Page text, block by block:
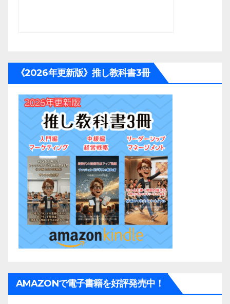
《2026年更新版》推し教科書3冊
AMAZONで電子書籍を好評発売中！